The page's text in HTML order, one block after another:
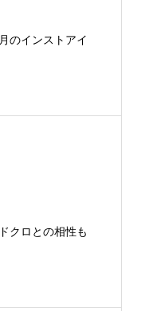
のインストアイ
クロとの相性も